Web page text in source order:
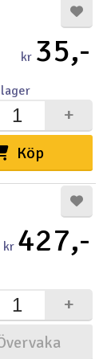
kr 35,-
Köp
+
kr 427,-
+